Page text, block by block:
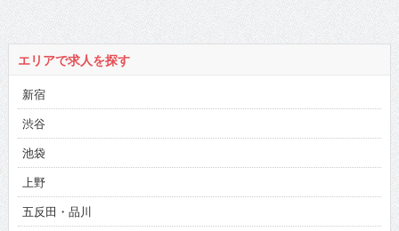
エリアで求人を探す
新宿
渋谷
池袋
上野
五反田・品川